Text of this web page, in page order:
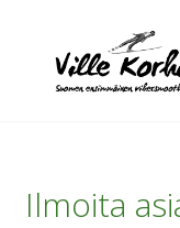
Ilmoita